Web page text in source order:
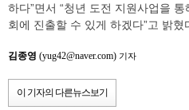
하다”면서 “청년 도전 지원사업을
회에 진출할 수 있게 하겠다”고 밝혔
김종영 (yug42@naver.com) 기자
이 기자의 다른뉴스보기